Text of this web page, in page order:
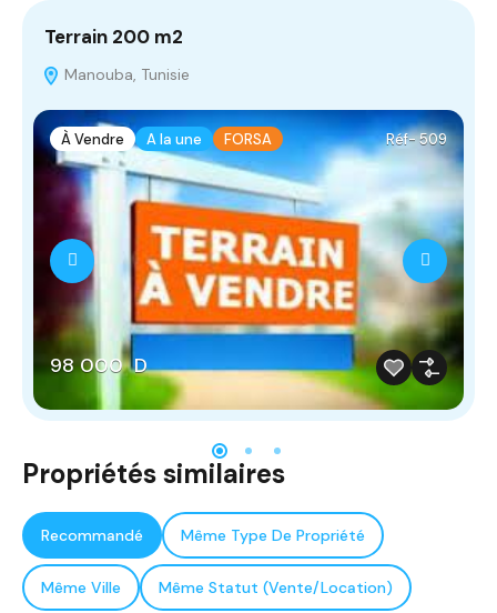
Terrain 200 m2
Manouba, Tunisie
À Vendre A la une FORSA Réf- 509
98 000 D
Propriétés similaires
Recommandé Même Type De Propriété
Même Ville Même Statut (Vente/Location)